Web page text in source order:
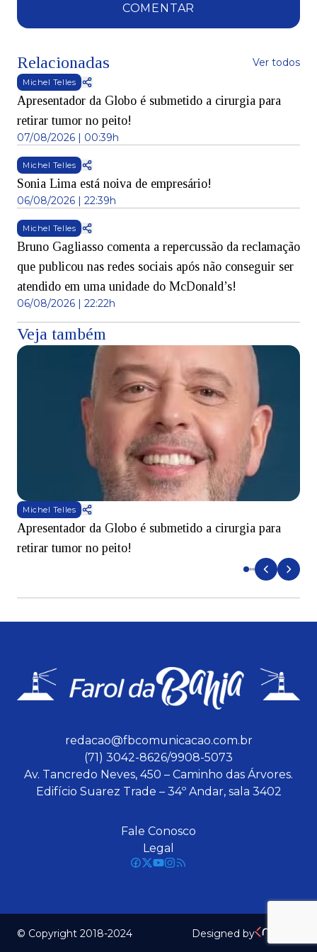
COMENTAR
Relacionadas Ver todos
Michel Telles
Apresentador da Globo é submetido a cirurgia para
retirar tumor no peito!
07/08/2026 | 00:39h
Michel Telles
Sonia Lima está noiva de empresário!
06/08/2026 | 22:39h
Michel Telles
Bruno Gagliasso comenta a repercussão da reclamação
que publicou nas redes sociais após não conseguir ser
atendido em uma unidade do McDonald’s!
06/08/2026 | 22:22h
Veja também
Michel Telles
Apresentador da Globo é submetido a cirurgia para
retirar tumor no peito!
redacao@fbcomunicacao.com.br
(71) 3042-8626/9908-5073
Av. Tancredo Neves, 450 – Caminho das Árvores.
Edifício Suarez Trade – 34º Andar, sala 3402
Fale Conosco
Legal
© Copyright 2018-2024 Designed by